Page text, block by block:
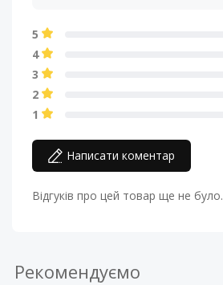
5
4
3
2
1
Написати коментар
Відгуків про цей товар ще не було.
Рекомендуємо